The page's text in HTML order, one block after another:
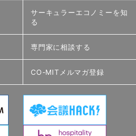
サーキュラーエコノミーを知
る
専門家に相談する
CO-MITメルマガ登録